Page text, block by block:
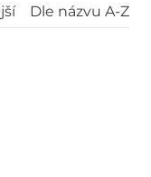
Dle názvu A-Z